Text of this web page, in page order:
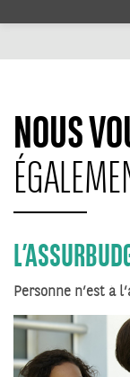
NOUS
Personne n’est à